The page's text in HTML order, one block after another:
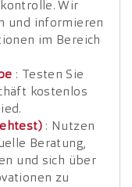
Wir
und informieren
im Bereich
: Testen Sie
kostenlos
: Nutzen
Beratung,
und sich über
zu